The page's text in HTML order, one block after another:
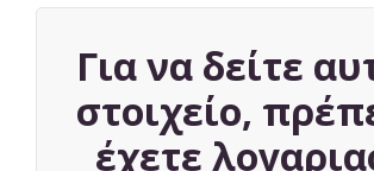
Για να δείτε
στοιχείο,
έχετε